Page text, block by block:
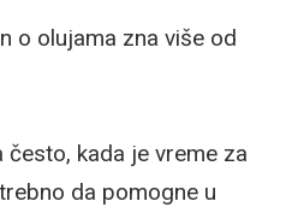
o olujama zna više od
često, kada je vreme za
da pomogne u